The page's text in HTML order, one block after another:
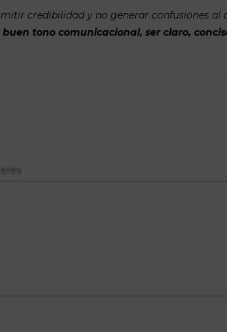
credibilidad y no generar confusiones al
tono comunicacional, ser claro,